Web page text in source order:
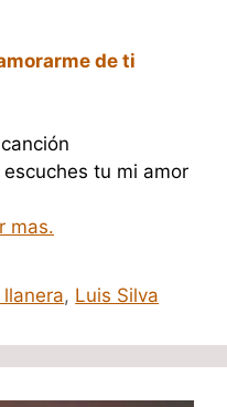
de ti
tu mi amor
mas.
, Luis Silva